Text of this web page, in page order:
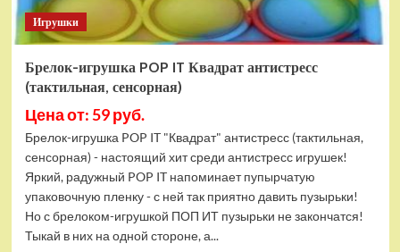
Игрушки
Брелок-игрушка POP IT Квадрат антистресс
(тактильная, сенсорная)
Цена от: 59 руб.
Брелок-игрушка POP IT "Квадрат" антистресс (тактильная,
сенсорная) - настоящий хит среди антистресс игрушек!
Яркий, радужный POP IT напоминает пупырчатую
упаковочную пленку - с ней так приятно давить пузырьки!
Но с брелоком-игрушкой ПОП ИТ пузырьки не закончатся!
Тыкай в них на одной стороне, а...